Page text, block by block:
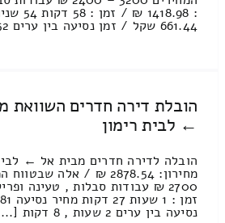
:
661.44 שקל / זמן נסיעה בין ערים 52 דקות [...]
הובלת דירה חדרים השוואת
← לבית רימון
הובלה לדירה חדרים מבית אל ←
נסיעה בין ערים 2 שעות , 8 דקות [...]